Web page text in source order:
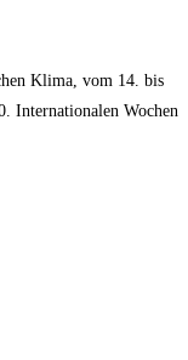
Klima, vom 14. bis
Internationalen Wochen